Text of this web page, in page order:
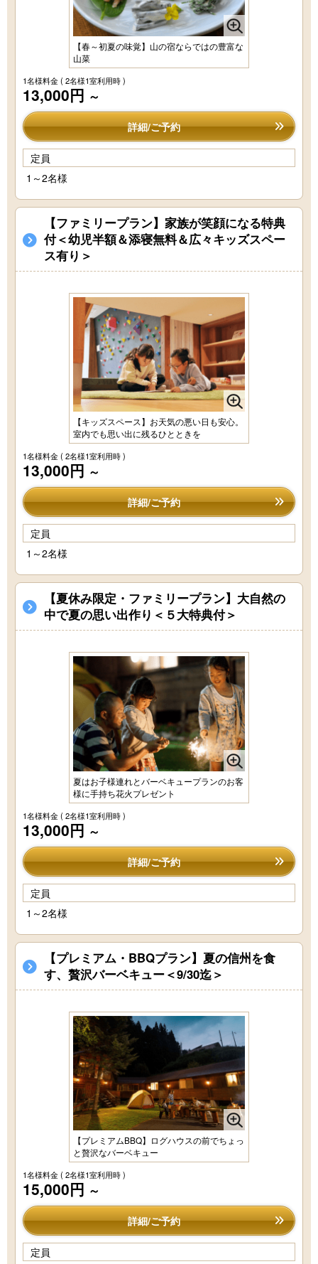
【春～初夏の味覚】山の宿ならではの豊富な
山菜
1名様料金( 2名様1室利用時 )
13,000円 ～
詳細/ご予約
定員
1～2名様
【ファミリープラン】家族が笑顔になる特典
付＜幼児半額＆添寝無料＆広々キッズスペー
ス有り＞
【キッズスペース】お天気の悪い日も安心。
室内でも思い出に残るひとときを
1名様料金( 2名様1室利用時 )
13,000円 ～
詳細/ご予約
定員
1～2名様
【夏休み限定・ファミリープラン】大自然の
中で夏の思い出作り＜５大特典付＞
夏はお子様連れとバーベキュープランのお客
様に手持ち花火プレゼント
1名様料金( 2名様1室利用時 )
13,000円 ～
詳細/ご予約
定員
1～2名様
【プレミアム・BBQプラン】夏の信州を食
す、贅沢バーベキュー＜9/30迄＞
【プレミアムBBQ】ログハウスの前でちょっ
と贅沢なバーベキュー
1名様料金( 2名様1室利用時 )
15,000円 ～
詳細/ご予約
定員